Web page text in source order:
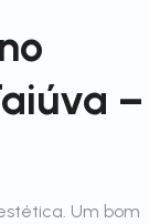
–
Um bom